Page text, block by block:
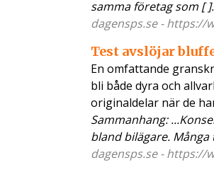
samma företag som [
dagensps.se - https://
Test avslöjar
En omfattande
bli både dyra och
originaldelar när de
Sammanhang:
bland bilägare.
dagensps.se - https://